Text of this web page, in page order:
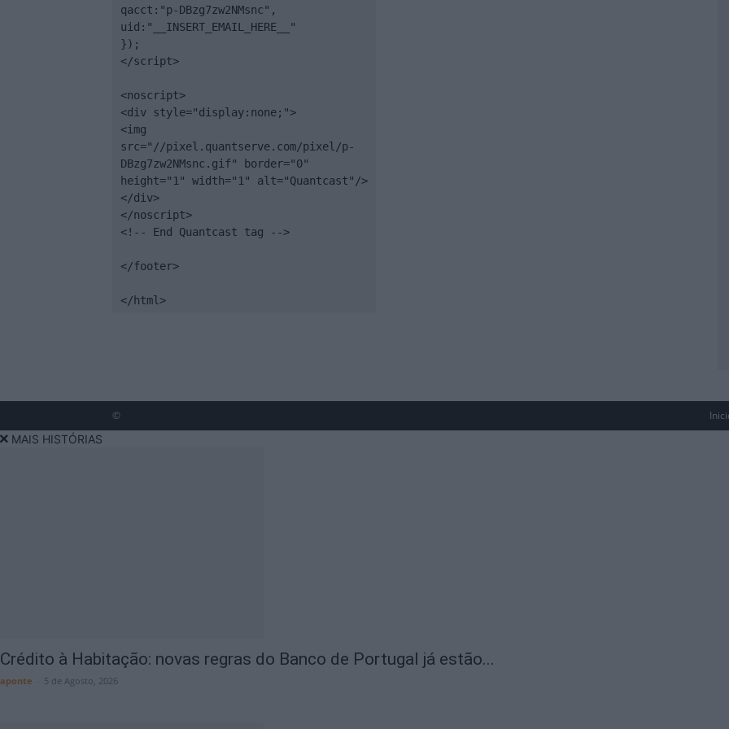
qacct:"p-DBzg7zw2NMsnc",
uid:"__INSERT_EMAIL_HERE__"
});
</script>
<noscript>
<div style="display:none;">
<img
src="//pixel.quantserve.com/pixel/p-
DBzg7zw2NMsnc.gif" border="0"
height="1" width="1" alt="Quantcast"/>
</div>
</noscript>
<!-- End Quantcast tag -->
</footer>
</html>
©
MAIS HISTÓRIAS
Crédito à Habitação: novas regras do Banco de Portugal já estão...
aponte 5 de Agosto, 2026